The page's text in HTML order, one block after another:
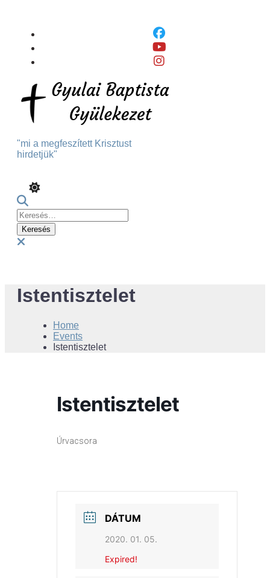
Content
"mi a megfeszített Krisztust
hirdetjük"
Keresés:
Istentisztelet
Home
Events
Istentisztelet
Istentisztelet
Úrvacsora
DÁTUM
2020. 01. 05.
Expired!